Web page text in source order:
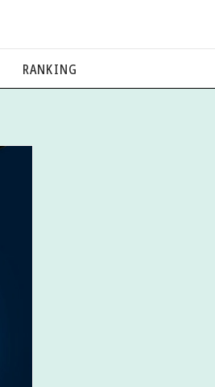
RANKING